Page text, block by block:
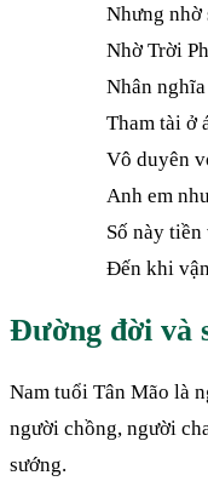
Nhưng nhờ
Nhờ Trời
Nhân
Tham tài ở
Vô duyên
Anh em
Số này
Đến khi
Đường đời và
Nam tuổi Tân Mão là
người chồng, người
sướng.